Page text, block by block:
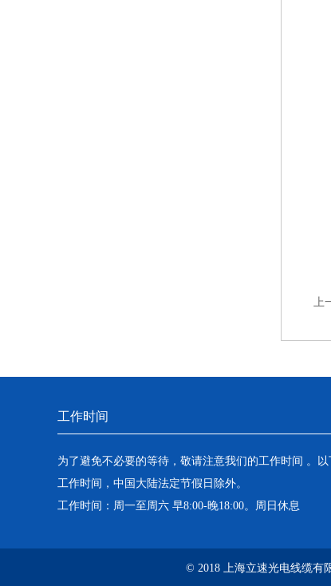
上
工作时间
为了避免不必要的等待，敬请注意我们的工作时间 。
工作时间，中国大陆法定节假日除外。
工作时间：周一至周六 早8:00-晚18:00。周日休息
© 2018 上海立速光电线缆有